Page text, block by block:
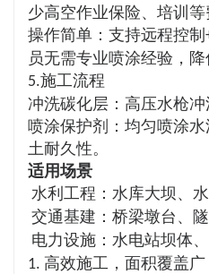
少高空作业保险、培训等
操作简单：支持远程控制
员无需专业喷涂经验，降
5.施工流程
冲洗碳化层：高压水枪
喷涂保护剂：均匀喷涂
土耐久性。
适用场景
水利工程：水库大坝、
交通基建：桥梁墩台、
电力设施：水电站坝体
1. 高效施工，面积覆盖广